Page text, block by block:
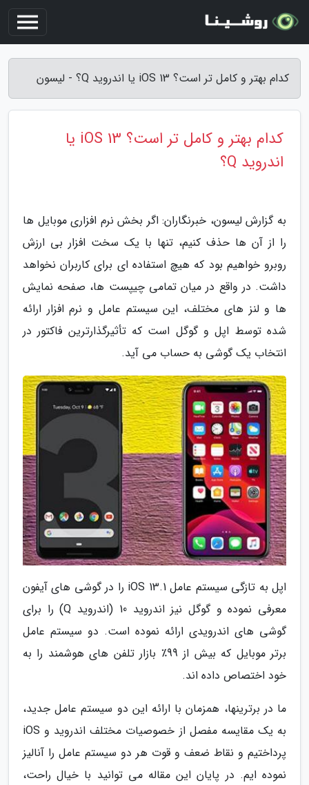
کدام بهتر و کامل تر است؟ iOS 13 یا اندروید Q؟ - لیسون
کدام بهتر و کامل تر است؟ iOS 13 یا
اندروید Q؟
به گزارش لیسون، خبرنگاران: اگر بخش نرم افزاری موبایل ها
را از آن ها حذف کنیم، تنها با یک سخت افزار بی ارزش
روبرو خواهیم بود که هیچ استفاده ای برای کاربران نخواهد
داشت. در واقع در میان تمامی چیپست ها، صفحه نمایش
ها و لنز های مختلف، این سیستم عامل و نرم افزار ارائه
شده توسط اپل و گوگل است که تأثیرگذارترین فاکتور در
انتخاب یک گوشی به حساب می آید.
اپل به تازگی سیستم عامل iOS 13.1 را در گوشی های آیفون
معرفی نموده و گوگل نیز اندروید 10 (اندروید Q) را برای
گوشی های اندرویدی ارائه نموده است. دو سیستم عامل
برتر موبایل که بیش از 99٪ بازار تلفن های هوشمند را به
خود اختصاص داده اند.
ما در برترینها، همزمان با ارائه این دو سیستم عامل جدید،
به یک مقایسه مفصل از خصوصیات مختلف اندروید و iOS
پرداختیم و نقاط ضعف و قوت هر دو سیستم عامل را آنالیز
نموده ایم. در پایان این مقاله می توانید با خیال راحت،